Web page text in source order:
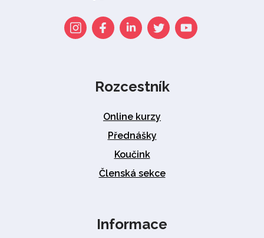
Rozcestník
Online kurzy
Přednášky
Koučink
Členská sekce
Informace